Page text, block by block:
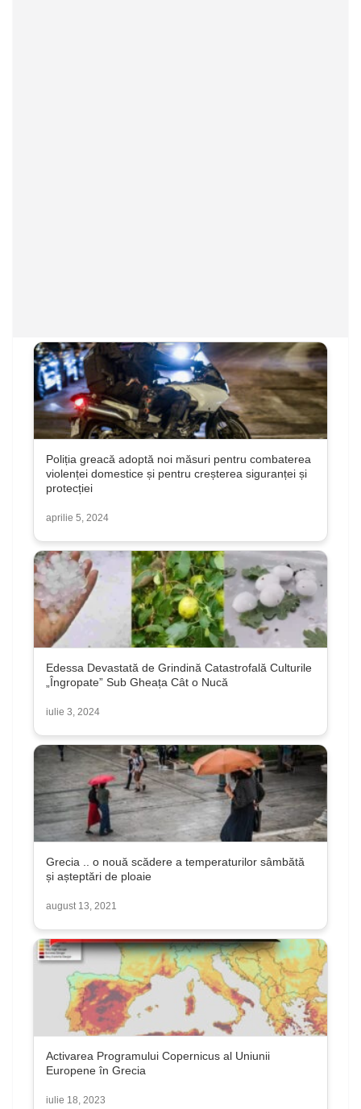
Poliția greacă adoptă noi măsuri pentru combaterea
violenței domestice și pentru creșterea siguranței și
protecției
aprilie 5, 2024
Edessa Devastată de Grindină Catastrofală Culturile
„Îngropate” Sub Gheața Cât o Nucă
iulie 3, 2024
Grecia .. o nouă scădere a temperaturilor sâmbătă
și așteptări de ploaie
august 13, 2021
Activarea Programului Copernicus al Uniunii
Europene în Grecia
iulie 18, 2023